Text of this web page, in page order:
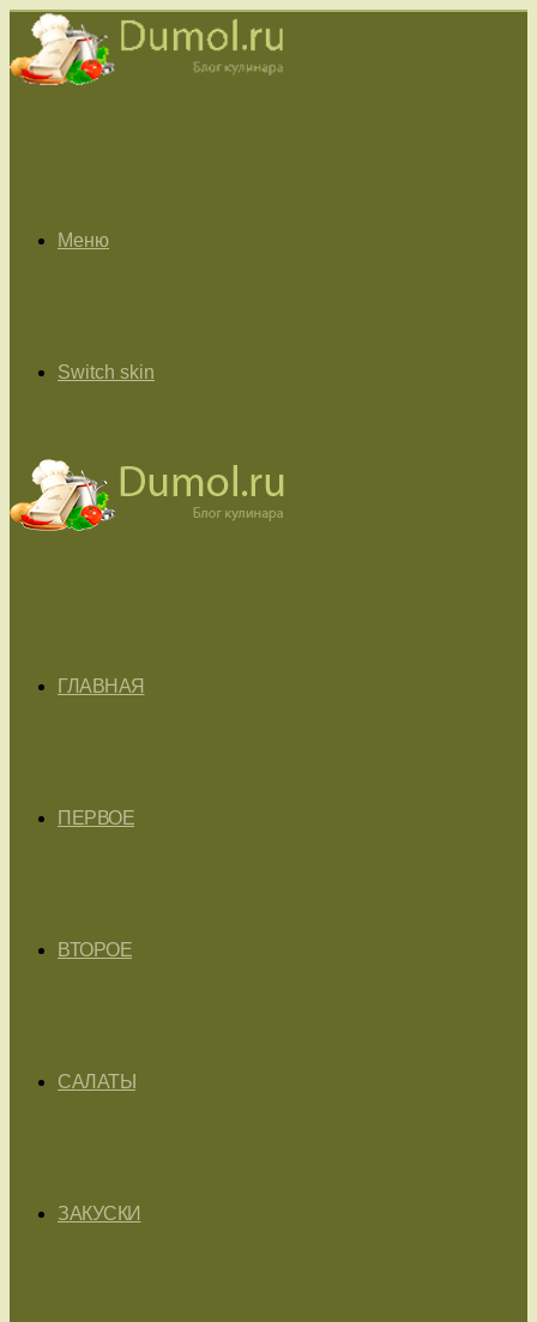
Меню
Switch skin
ГЛАВНАЯ
ПЕРВОЕ
ВТОРОЕ
САЛАТЫ
ЗАКУСКИ